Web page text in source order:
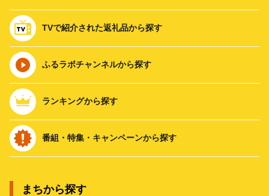
TVで紹介された返礼品から探す
ふるラボチャンネルから探す
ランキングから探す
番組・特集・キャンペーンから探す
まちから探す